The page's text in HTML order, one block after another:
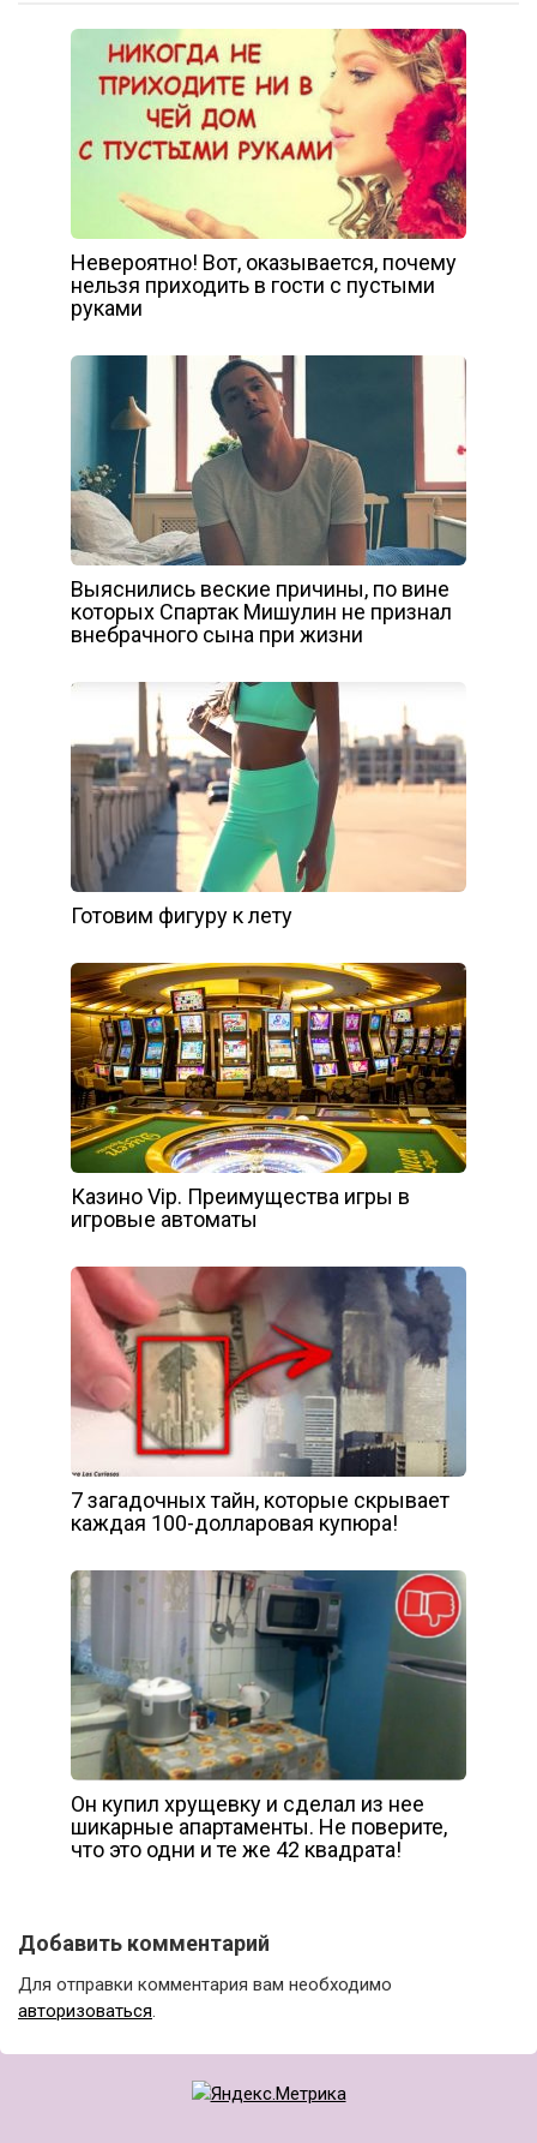
Невероятно! Вот, оказывается, почему
нельзя приходить в гости с пустыми
руками
Выяснились веские причины, по вине
которых Спартак Мишулин не признал
внебрачного сына при жизни
Готовим фигуру к лету
Казино Vip. Преимущества игры в
игровые автоматы
7 загадочных тайн, которые скрывает
каждая 100-долларовая купюра!
Он купил хрущевку и сделал из нее
шикарные апартаменты. Не поверите,
что это одни и те же 42 квадрата!
Добавить комментарий
Для отправки комментария вам необходимо
авторизоваться.